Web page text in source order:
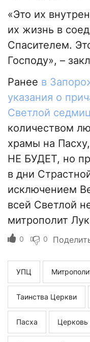
«Это их
их жизнь в
Спасителем.
Господу», –
Ранее в
указания о
Светлой
количеством
храмы на
НЕ БУДЕТ, но
в дни
исключением
всей Светлой
митрополит
0 0
УПЦ
Таинства Церкви
Пасха Церковь